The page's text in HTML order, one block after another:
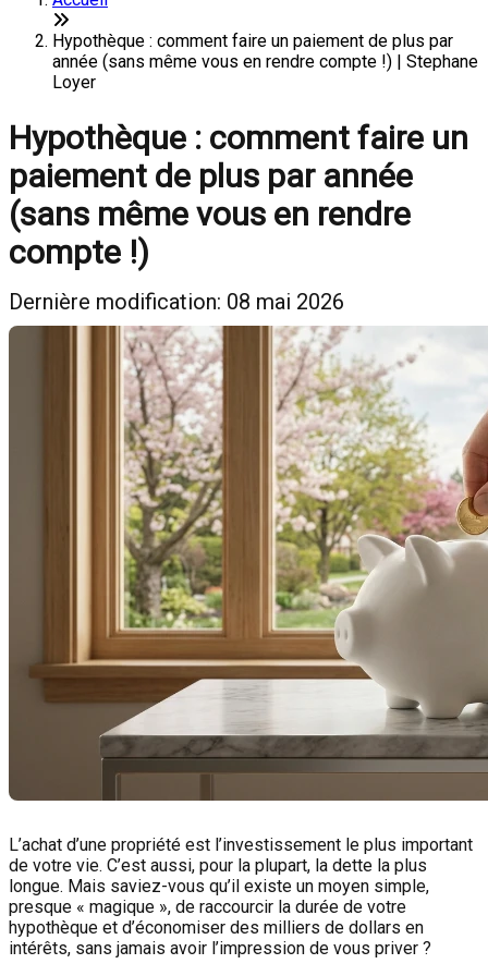
Hypothèque : comment faire un paiement de plus par
année (sans même vous en rendre compte !) | Stephane
Loyer
Hypothèque : comment faire un
paiement de plus par année
(sans même vous en rendre
compte !)
Dernière modification: 08 mai 2026
L’achat d’une propriété est l’investissement le plus important
de votre vie. C’est aussi, pour la plupart, la dette la plus
longue. Mais saviez-vous qu’il existe un moyen simple,
presque « magique », de raccourcir la durée de votre
hypothèque et d’économiser des milliers de dollars en
intérêts, sans jamais avoir l’impression de vous priver ?